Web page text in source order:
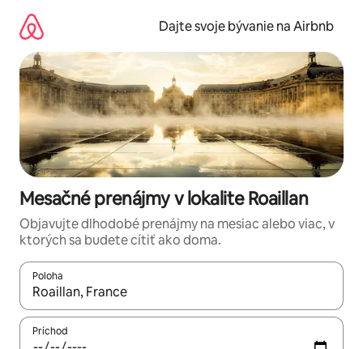
obsah.
Dajte svoje bývanie na Airbnb
Mesačné prenájmy v lokalite Roaillan
Objavujte dlhodobé prenájmy na mesiac alebo viac, v
ktorých sa budete cítiť ako doma.
Poloha
Keď budú výsledky k dispozícii, môžete si ich prechádzať
Príchod